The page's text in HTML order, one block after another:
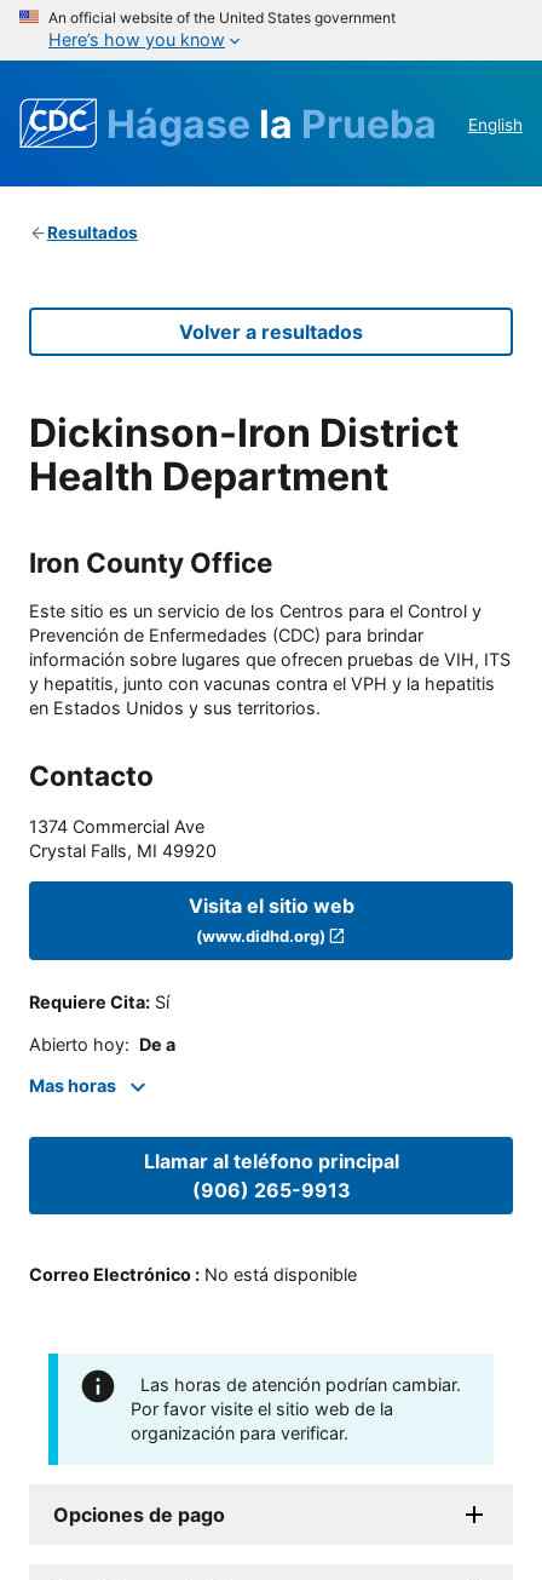
An official website of the United States government
Here’s how you know
Hágase la Prueba English
Resultados
Volver a resultados
Dickinson-Iron District
Health Department
Iron County Office
Este sitio es un servicio de los Centros para el Control y
Prevención de Enfermedades (CDC) para brindar
información sobre lugares que ofrecen pruebas de VIH, ITS
y hepatitis, junto con vacunas contra el VPH y la hepatitis
en Estados Unidos y sus territorios.
Contacto
1374 Commercial Ave
Crystal Falls, MI 49920
Visita el sitio web
(www.didhd.org)
Requiere Cita: Sí
Abierto hoy: De a
Mas horas
Llamar al teléfono principal
(906) 265-9913
Correo Electrónico : No está disponible
Las horas de atención podrían cambiar.
Por favor visite el sitio web de la
organización para verificar.
Opciones de pago